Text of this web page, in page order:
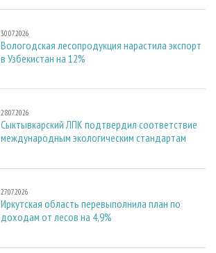
30.07.2026
Вологодская лесопродукция нарастила экспорт
в Узбекистан на 12%
28.07.2026
Сыктывкарский ЛПК подтвердил соответствие
международным экологическим стандартам
27.07.2026
Иркутская область перевыполнила план по
доходам от лесов на 4,9%